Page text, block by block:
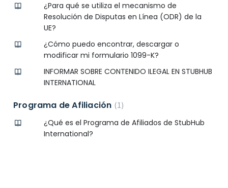
¿Para qué se utiliza el mecanismo de
Resolución de Disputas en Línea (ODR) de la
UE?
¿Cómo puedo encontrar, descargar o
modificar mi formulario 1099-K?
INFORMAR SOBRE CONTENIDO ILEGAL EN STUBHUB
INTERNATIONAL
Programa de Afiliación 1
¿Qué es el Programa de Afiliados de StubHub
International?